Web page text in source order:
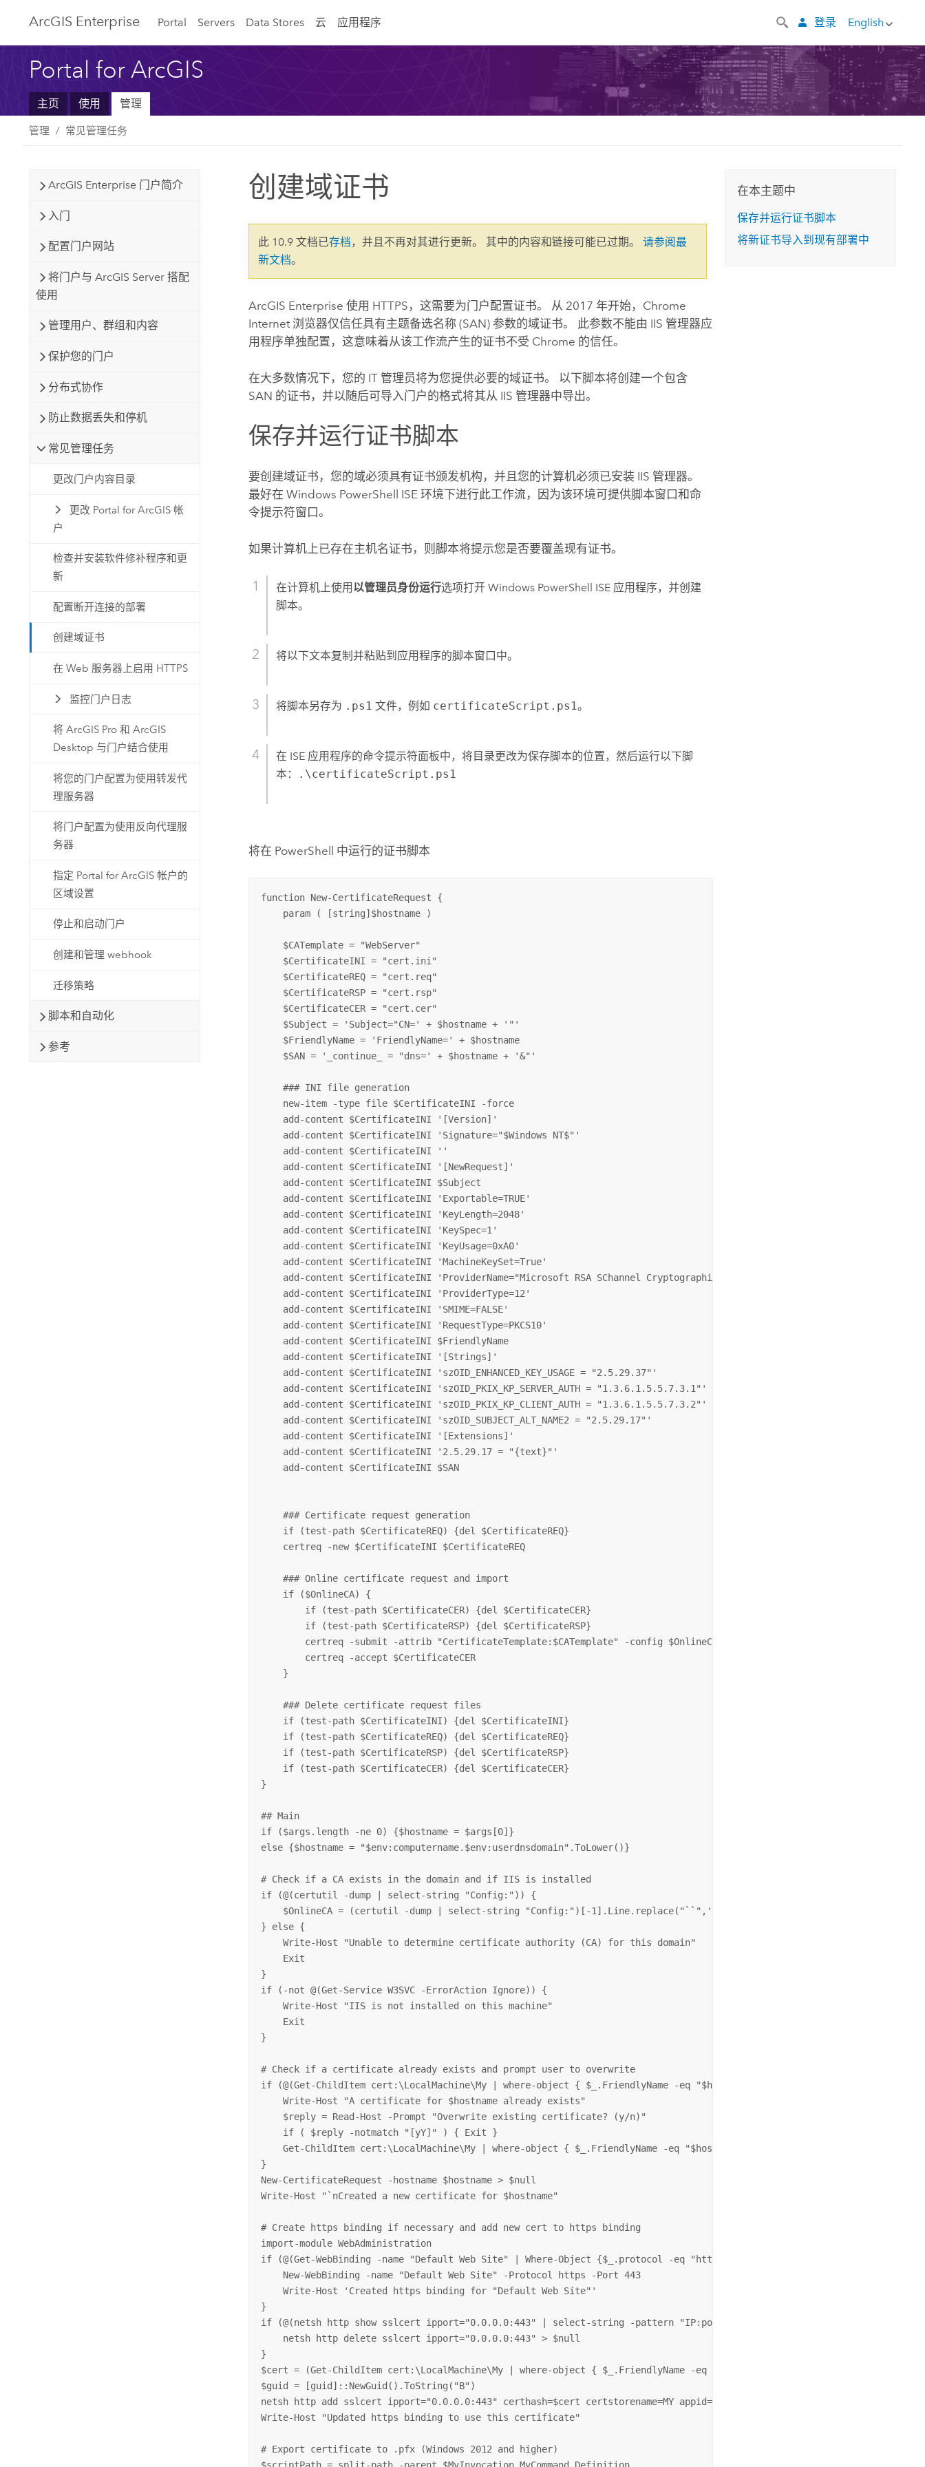
ArcGIS Enterprise Portal Servers Data Stores 云 应用程序 English
登录
Portal for ArcGIS
主页 使用 管理
管理 常见管理任务
ArcGIS Enterprise 门户简介
入门
配置门户网站
将门户与 ArcGIS Server 搭配
使用
管理用户、群组和内容
保护您的门户
分布式协作
防止数据丢失和停机
常见管理任务
更改门户内容目录
更改 Portal for ArcGIS 帐
户
检查并安装软件修补程序和更
新
配置断开连接的部署
创建域证书
在 Web 服务器上启用 HTTPS
监控门户日志
将 ArcGIS Pro 和 ArcGIS
Desktop 与门户结合使用
将您的门户配置为使用转发代
理服务器
将门户配置为使用反向代理服
务器
指定 Portal for ArcGIS 帐户的
区域设置
停止和启动门户
创建和管理 webhook
迁移策略
脚本和自动化
参考
创建域证书
此 10.9 文档已存档，并且不再对其进行更新。 其中的内容和链接可能已过期。请参阅最
新文档。
ArcGIS Enterprise 使用 HTTPS，这需要为门户配置证书。 从 2017 年开始，Chrome
Internet 浏览器仅信任具有主题备选名称 (SAN) 参数的域证书。 此参数不能由 IIS 管理器应
用程序单独配置，这意味着从该工作流产生的证书不受 Chrome 的信任。
在大多数情况下，您的 IT 管理员将为您提供必要的域证书。 以下脚本将创建一个包含
SAN 的证书，并以随后可导入门户的格式将其从 IIS 管理器中导出。
保存并运行证书脚本
要创建域证书，您的域必须具有证书颁发机构，并且您的计算机必须已安装 IIS 管理器。
最好在 Windows PowerShell ISE 环境下进行此工作流，因为该环境可提供脚本窗口和命
令提示符窗口。
如果计算机上已存在主机名证书，则脚本将提示您是否要覆盖现有证书。
在计算机上使用 以管理员身份运行选项打开 Windows PowerShell ISE 应用程序，并创建
脚本。
将以下文本复制并粘贴到应用程序的脚本窗口中。
将脚本另存为 .ps1 文件，例如 certificateScript.ps1。
在 ISE 应用程序的命令提示符面板中，将目录更改为保存脚本的位置，然后运行以下脚
本：
.\certificateScript.ps1
将在 PowerShell 中运行的证书脚本
function New-CertificateRequest {
    param ( [string]$hostname )
    $CATemplate = "WebServer"
    $CertificateINI = "cert.ini"
    $CertificateREQ = "cert.req"
    $CertificateRSP = "cert.rsp"
    $CertificateCER = "cert.cer"
    $Subject = 'Subject="CN=' + $hostname + '"'
    $FriendlyName = 'FriendlyName=' + $hostname
    $SAN = '_continue_ = "dns=' + $hostname + '&"'
    ### INI file generation
    new-item -type file $CertificateINI -force
    add-content $CertificateINI '[Version]'
    add-content $CertificateINI 'Signature="$Windows NT$"'
    add-content $CertificateINI ''
    add-content $CertificateINI '[NewRequest]'
    add-content $CertificateINI $Subject
    add-content $CertificateINI 'Exportable=TRUE'
    add-content $CertificateINI 'KeyLength=2048'
    add-content $CertificateINI 'KeySpec=1'
    add-content $CertificateINI 'KeyUsage=0xA0'
    add-content $CertificateINI 'MachineKeySet=True'
    add-content $CertificateINI 'ProviderName="Microsoft RSA SChannel Cryptographic Provider"'
    add-content $CertificateINI 'ProviderType=12'
    add-content $CertificateINI 'SMIME=FALSE'
    add-content $CertificateINI 'RequestType=PKCS10'
    add-content $CertificateINI $FriendlyName
    add-content $CertificateINI '[Strings]'
    add-content $CertificateINI 'szOID_ENHANCED_KEY_USAGE = "2.5.29.37"'
    add-content $CertificateINI 'szOID_PKIX_KP_SERVER_AUTH = "1.3.6.1.5.5.7.3.1"'
    add-content $CertificateINI 'szOID_PKIX_KP_CLIENT_AUTH = "1.3.6.1.5.5.7.3.2"'
    add-content $CertificateINI 'szOID_SUBJECT_ALT_NAME2 = "2.5.29.17"'
    add-content $CertificateINI '[Extensions]'
    add-content $CertificateINI '2.5.29.17 = "{text}"'
    add-content $CertificateINI $SAN
    ### Certificate request generation
    if (test-path $CertificateREQ) {del $CertificateREQ}
    certreq -new $CertificateINI $CertificateREQ
    ### Online certificate request and import
    if ($OnlineCA) {
        if (test-path $CertificateCER) {del $CertificateCER}
        if (test-path $CertificateRSP) {del $CertificateRSP}
        certreq -submit -attrib "CertificateTemplate:$CATemplate" -config $OnlineCA $CertificateREQ $CertificateCER
        certreq -accept $CertificateCER
    }
    ### Delete certificate request files
    if (test-path $CertificateINI) {del $CertificateINI}
    if (test-path $CertificateREQ) {del $CertificateREQ}
    if (test-path $CertificateRSP) {del $CertificateRSP}
    if (test-path $CertificateCER) {del $CertificateCER}
}
## Main
if ($args.length -ne 0) {$hostname = $args[0]}
else {$hostname = "$env:computername.$env:userdnsdomain".ToLower()}
# Check if a CA exists in the domain and if IIS is installed
if (@(certutil -dump | select-string "Config:")) {
    $OnlineCA = (certutil -dump | select-string "Config:")[-1].Line.replace("``",'"').replace("'",'"').split('"')[1]
} else {
    Write-Host "Unable to determine certificate authority (CA) for this domain"
    Exit
}
if (-not @(Get-Service W3SVC -ErrorAction Ignore)) {
    Write-Host "IIS is not installed on this machine"
    Exit
}
# Check if a certificate already exists and prompt user to overwrite
if (@(Get-ChildItem cert:\LocalMachine\My | where-object { $_.FriendlyName -eq "$hostname" }).count -ne 0) {
    Write-Host "A certificate for $hostname already exists"
    $reply = Read-Host -Prompt "Overwrite existing certificate? (y/n)"
    if ( $reply -notmatch "[yY]" ) { Exit }
    Get-ChildItem cert:\LocalMachine\My | where-object { $_.FriendlyName -eq "$hostname" } | Remove-Item
}
New-CertificateRequest -hostname $hostname > $null
Write-Host "`nCreated a new certificate for $hostname"
# Create https binding if necessary and add new cert to https binding
import-module WebAdministration
if (@(Get-WebBinding -name "Default Web Site" | Where-Object {$_.protocol -eq "https"}).count -eq 0) {
    New-WebBinding -name "Default Web Site" -Protocol https -Port 443
    Write-Host 'Created https binding for "Default Web Site"'
}
if (@(netsh http show sslcert ipport="0.0.0.0:443" | select-string -pattern "IP:port").count -ne 0) {
    netsh http delete sslcert ipport="0.0.0.0:443" > $null
}
$cert = (Get-ChildItem cert:\LocalMachine\My | where-object { $_.FriendlyName -eq "$hostname" } | Select-Object -First
$guid = [guid]::NewGuid().ToString("B")
netsh http add sslcert ipport="0.0.0.0:443" certhash=$cert certstorename=MY appid="$guid" > $null
Write-Host "Updated https binding to use this certificate"
# Export certificate to .pfx (Windows 2012 and higher)
在本主题中
保存并运行证书脚本
将新证书导入到现有部署中